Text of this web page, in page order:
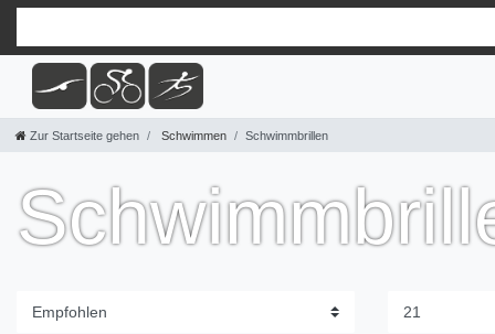
Zur Startseite gehen Schwimmen Schwimmbrillen